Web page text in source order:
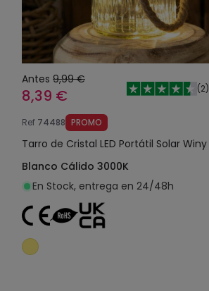
Antes 9,99 €
8,39 € (2)
Ref 74488 PROMO
Tarro de Cristal LED Portátil Solar Winy
Blanco Cálido 3000K
En Stock, entrega en 24/48h